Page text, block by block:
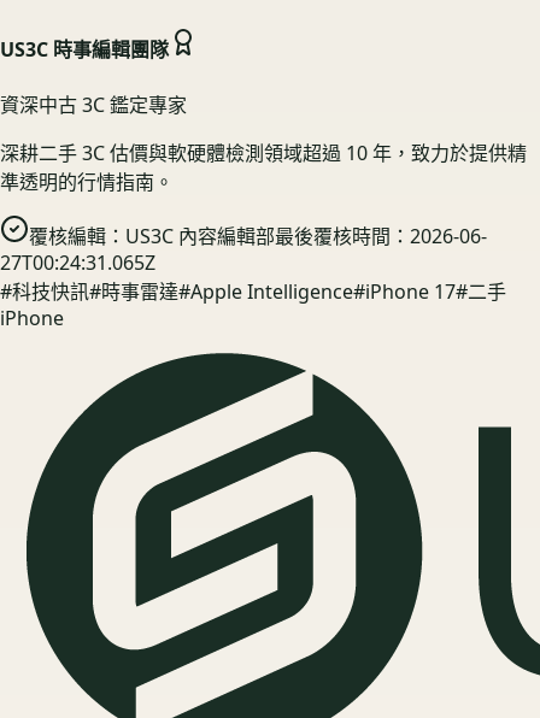
US3C 時事編輯團隊
資深中古 3C 鑑定專家
深耕二手 3C 估價與軟硬體檢測領域超過 10 年，致力於提供精
準透明的行情指南。
覆核編輯： US3C 內容編輯部最後覆核時間： 2026-06-
27T00:24:31.065Z
#科技快訊#時事雷達#Apple Intelligence#iPhone 17#二手
iPhone